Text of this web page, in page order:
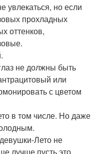
увлекаться, но если
прохладных
оттенков,
не должны быть
или
с цветом
в том числе. Но даже
Лето не
лучше пусть это